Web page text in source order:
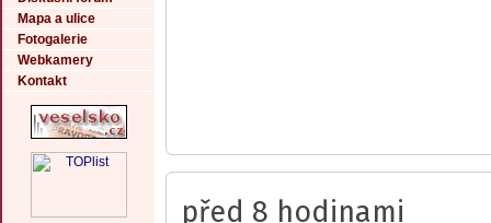
Mapa a ulice
Fotogalerie
Webkamery
Kontakt
před 8 hodinami